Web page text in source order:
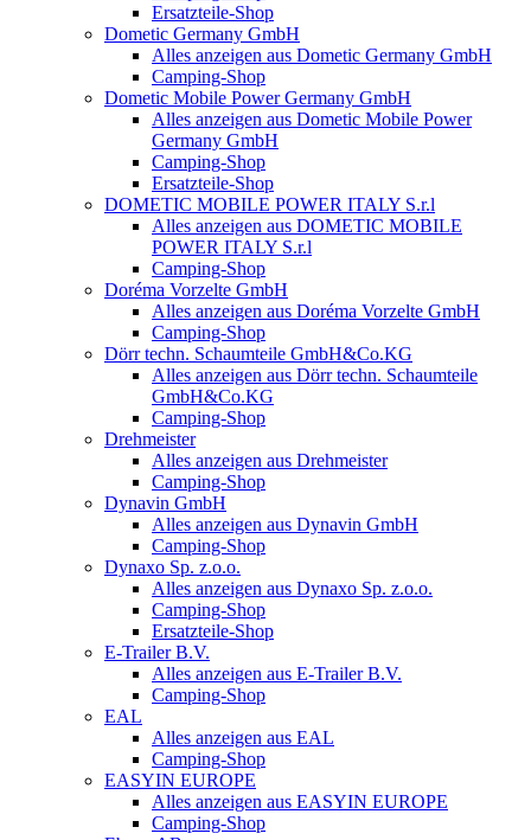
Ersatzteile-Shop
Dometic Germany GmbH
Alles anzeigen aus Dometic Germany GmbH
Camping-Shop
Dometic Mobile Power Germany GmbH
Alles anzeigen aus Dometic Mobile Power
Germany GmbH
Camping-Shop
Ersatzteile-Shop
DOMETIC MOBILE POWER ITALY S.r.l
Alles anzeigen aus DOMETIC MOBILE
POWER ITALY S.r.l
Camping-Shop
Doréma Vorzelte GmbH
Alles anzeigen aus Doréma Vorzelte GmbH
Camping-Shop
Dörr techn. Schaumteile GmbH&Co.KG
Alles anzeigen aus Dörr techn. Schaumteile
GmbH&Co.KG
Camping-Shop
Drehmeister
Alles anzeigen aus Drehmeister
Camping-Shop
Dynavin GmbH
Alles anzeigen aus Dynavin GmbH
Camping-Shop
Dynaxo Sp. z.o.o.
Alles anzeigen aus Dynaxo Sp. z.o.o.
Camping-Shop
Ersatzteile-Shop
E-Trailer B.V.
Alles anzeigen aus E-Trailer B.V.
Camping-Shop
EAL
Alles anzeigen aus EAL
Camping-Shop
EASYIN EUROPE
Alles anzeigen aus EASYIN EUROPE
Camping-Shop